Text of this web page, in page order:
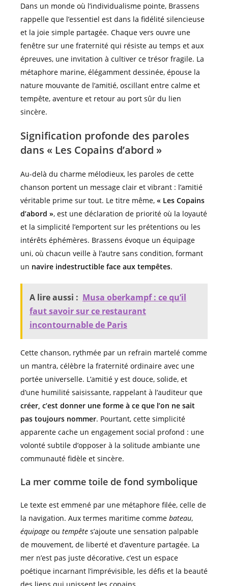
Dans un monde où l’individualisme pointe, Brassens
rappelle que l’essentiel est dans la fidélité silencieuse
et la joie simple partagée. Chaque vers ouvre une
fenêtre sur une fraternité qui résiste au temps et aux
épreuves, une invitation à cultiver ce trésor fragile. La
métaphore marine, élégamment dessinée, épouse la
nature mouvante de l’amitié, oscillant entre calme et
tempête, aventure et retour au port sûr du lien
sincère.
Signification profonde des paroles
dans « Les Copains d’abord »
Au-delà du charme mélodieux, les paroles de cette
chanson portent un message clair et vibrant : l’amitié
véritable prime sur tout. Le titre même, « Les Copains
d’abord », est une déclaration de priorité où la loyauté
et la simplicité l’emportent sur les prétentions ou les
intérêts éphémères. Brassens évoque un équipage
uni, où chacun veille à l’autre sans condition, formant
un navire indestructible face aux tempêtes.
A lire aussi : Musa oberkampf : ce qu’il
faut savoir sur ce restaurant
incontournable de Paris
Cette chanson, rythmée par un refrain martelé comme
un mantra, célèbre la fraternité ordinaire avec une
portée universelle. L’amitié y est douce, solide, et
d’une humilité saisissante, rappelant à l’auditeur que
créer, c’est donner une forme à ce que l’on ne sait
pas toujours nommer. Pourtant, cette simplicité
apparente cache un engagement social profond : une
volonté subtile d’opposer à la solitude ambiante une
communauté fidèle et sincère.
La mer comme toile de fond symbolique
Le texte est emmené par une métaphore filée, celle de
la navigation. Aux termes maritime comme bateau,
équipage ou tempête s’ajoute une sensation palpable
de mouvement, de liberté et d’aventure partagée. La
mer n’est pas juste décorative, c’est un espace
poétique incarnant l’imprévisible, les défis et la beauté